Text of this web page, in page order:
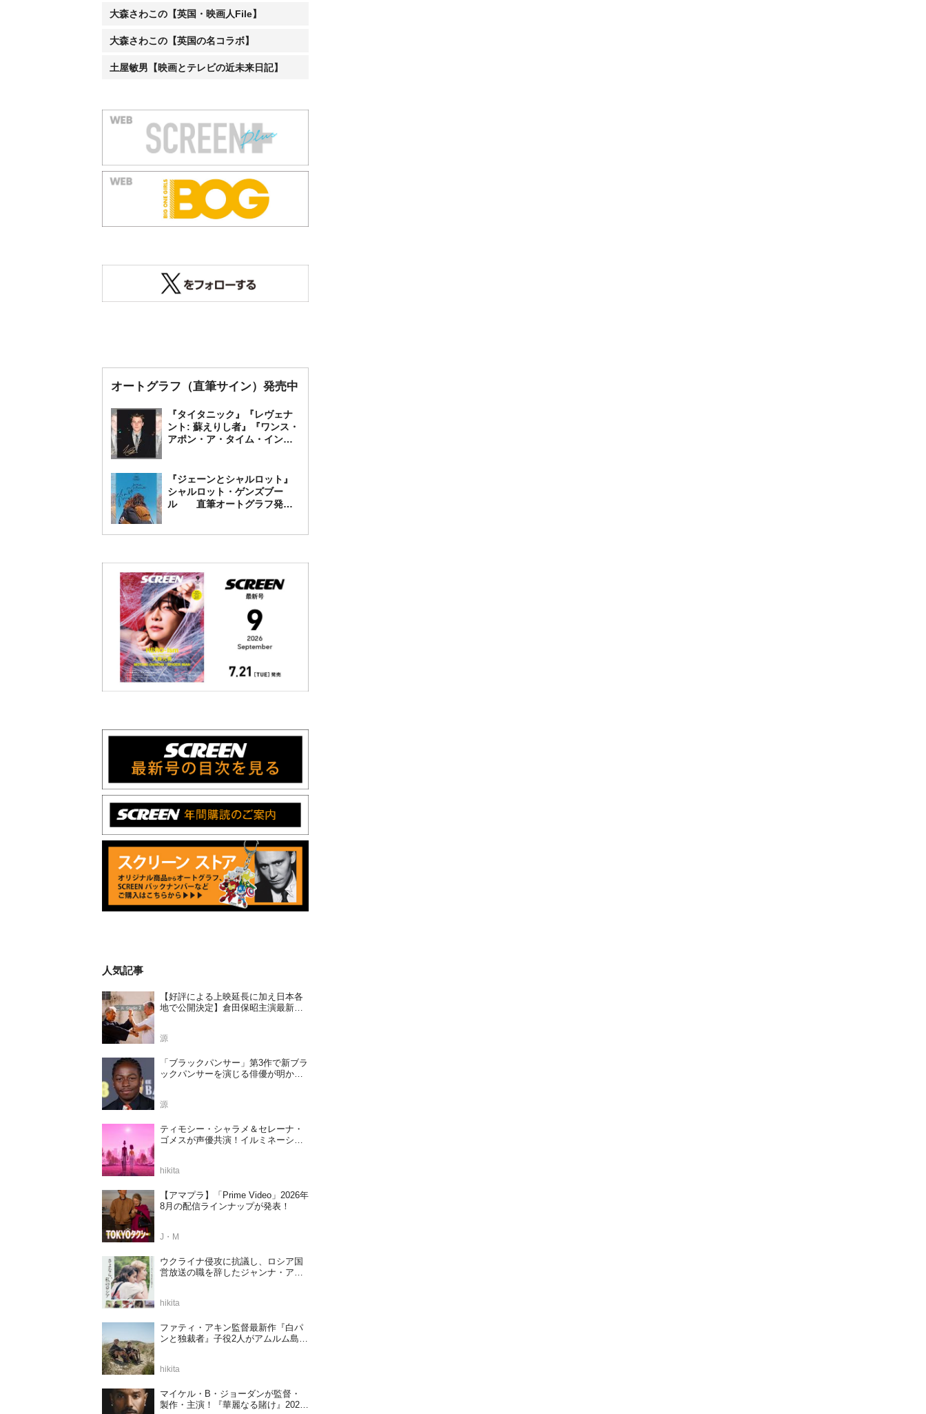
大森さわこの【英国・映画人File】
大森さわこの【英国の名コラボ】
土屋敏男【映画とテレビの近未来日記】
オートグラフ（直筆サイン）発売中
『タイタニック』『レヴェナ
ント: 蘇えりし者』『ワンス・
アポン・ア・タイム・イン・
フ発売中
『ジェーンとシャルロット』
シャルロット・ゲンズブー
ル 直筆オートグラフ発売
人気記事
【好評による上映延長に加え日本各
地で公開決定】倉田保昭主演最新作
源
「ブラックパンサー」第3作で新ブラ
ックパンサーを演じる俳優が明かさ
源
ティモシー・シャラメ＆セレーナ・
ゴメスが声優共演！イルミネーショ
定
hikita
【アマプラ】「Prime Video」2026年
8月の配信ラインナップが発表！
J・M
ウクライナ侵攻に抗議し、ロシア国
営放送の職を辞したジャンナ・アガ
決定
hikita
ファティ・アキン監督最新作『白パ
ンと独裁者』子役2人がアムルム島の
hikita
マイケル・B・ジョーダンが監督・
製作・主演！『華麗なる賭け』2027